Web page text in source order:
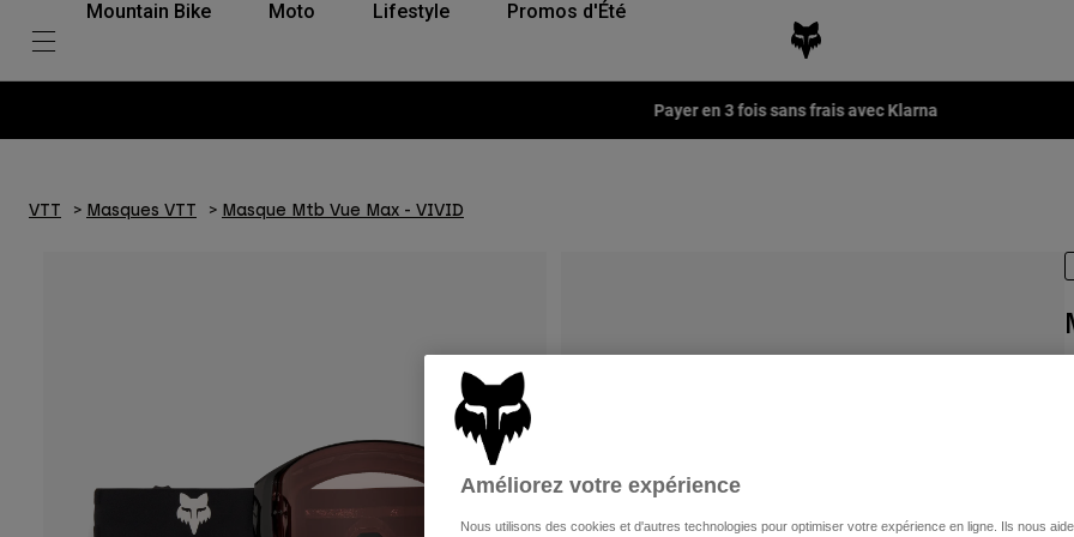
Mountain Bike Moto Lifestyle Promos d'Été
Payer en 3 fois sans frais avec Klarna
VTT Masques VTT Masque Mtb Vue Max - VIVID
Améliorez votre expérience
Nous utilisons des cookies et d'autres technologies pour optimiser votre expérience en ligne. Ils nous